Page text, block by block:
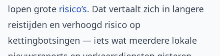
lopen grote risico’s. Dat vertaalt zich in langere
reistijden en verhoogd risico op
kettingbotsingen — iets wat meerdere lokale